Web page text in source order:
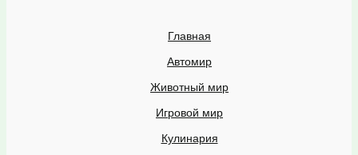
Главная
Автомир
Животный мир
Игровой мир
Кулинария